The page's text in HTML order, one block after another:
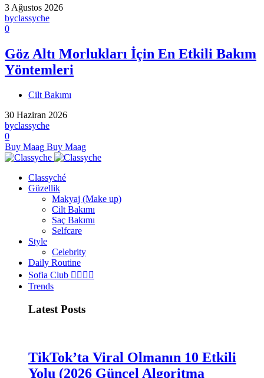
3 Ağustos 2026
byclassyche
0
Göz Altı Morlukları İçin En Etkili Bakım
Yöntemleri
Cilt Bakımı
30 Haziran 2026
byclassyche
0
Buy Maag Buy Maag
Classyché
Güzellik
Makyaj (Make up)
Cilt Bakımı
Saç Bakımı
Selfcare
Style
Celebrity
Daily Routine
Sofia Club 👩‍❤️‍💋‍👨
Trends
Latest Posts
TikTok’ta Viral Olmanın 10 Etkili
Yolu (2026 Güncel Algoritma